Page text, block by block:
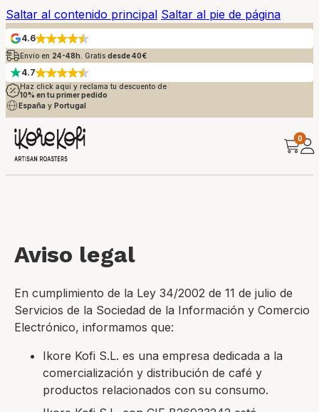
Saltar al contenido principal Saltar al pie de página
4.6
Envío en 24-48h . Gratis desde 40€
4.7
Haz click aquí y reclama tu descuento de
10% en tu primer pedido
España y Portugal
0
Aviso legal
En cumplimiento de la Ley 34/2002 de 11 de julio de
Servicios de la Sociedad de la Información y Comercio
Electrónico, informamos que:
Ikore Kofi S.L. es una empresa dedicada a la
comercialización y distribución de café y
productos relacionados con su consumo.